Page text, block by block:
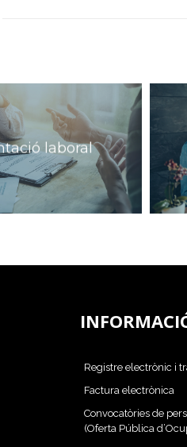
laboral
Registre electrònic i
Factura electrònica
Convocatòries de
(Oferta Pública